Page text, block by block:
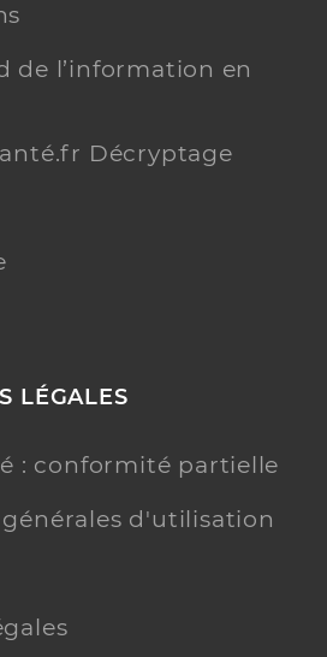
de l’information en
Décryptage
LÉGALES
: conformité partielle
d'utilisation